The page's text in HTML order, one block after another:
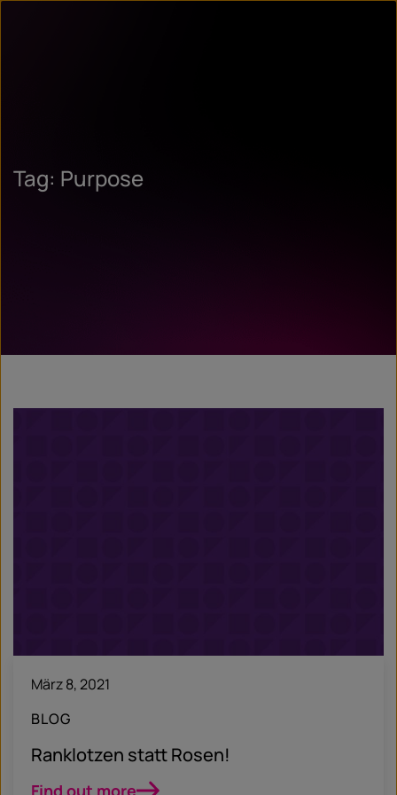
Tag: Purpose
März 8, 2021
BLOG
Ranklotzen statt Rosen!
Find out more